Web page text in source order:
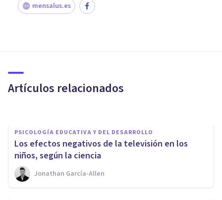
mensalus.es
Artículos relacionados
desde el respeto mutuo
PSICOLOGÍA EDUCATIVA Y DEL DESARROLLO
​Los efectos negativos de la televisión en los
niños, según la ciencia
Jonathan García-Allen